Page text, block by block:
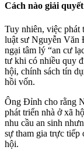
Cách nào giải
Tuy nhiên, việc phát
luật sư Nguyễn Văn
ngại tâm lý “an cư
tư khi có nhiều quy
hội, chính sách tín
hồi vốn.
Ông Đỉnh cho rằng
phát triển nhà ở xã
nhu cầu an sinh
sự tham gia trực tiếp
hội.